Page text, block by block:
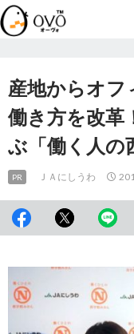
検
索
コ
ツ
へ
産地からオフ
働き方を改
ぶ「働く人の
PR ＪＡにしうわ